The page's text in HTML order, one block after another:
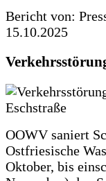
Bericht von:
15.10.2025
OOWV saniert
Ostfriesische
Oktober, bis